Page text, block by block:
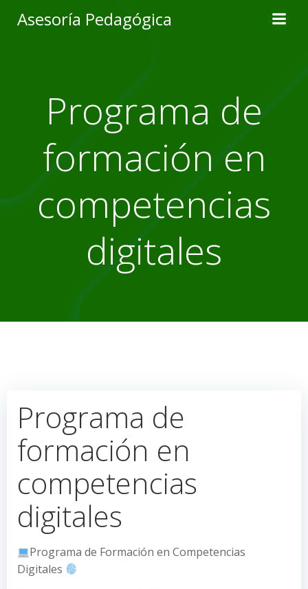
to
Asesoría Pedagógica
Programa de
formación en
competencias
digitales
Programa de
formación en
competencias
digitales
Programa de Formación en Competencias
Digitales